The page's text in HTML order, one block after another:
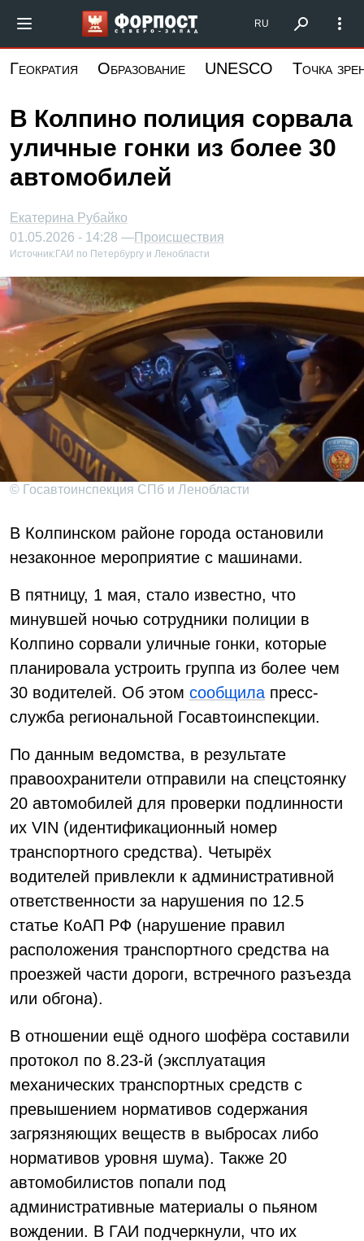
основному
Форпост Северо-Запад
RU
Геократия Образование UNESCO Точка
В Колпино полиция сорвала
уличные гонки из более 30
автомобилей
Екатерина Рубайко
01.05.2026 - 14:28 —Происшествия
Источник: ГАИ по Петербургу и Ленобласти
© Госавтоинспекция СПб и Ленобласти
В Колпинском районе города остановили
незаконное мероприятие с машинами.
В пятницу, 1 мая, стало известно, что
минувшей ночью сотрудники полиции в
Колпино сорвали уличные гонки, которые
планировала устроить группа из более чем
30 водителей. Об этом сообщила пресс-
служба региональной Госавтоинспекции.
По данным ведомства, в результате
правоохранители отправили на спецстоянку
20 автомобилей для проверки подлинности
их VIN (идентификационный номер
транспортного средства). Четырёх
водителей привлекли к административной
ответственности за нарушения по 12.5
статье КоАП РФ (нарушение правил
расположения транспортного средства на
проезжей части дороги, встречного разъезда
или обгона).
В отношении ещё одного шофёра составили
протокол по 8.23-й (эксплуатация
механических транспортных средств с
превышением нормативов содержания
загрязняющих веществ в выбросах либо
нормативов уровня шума). Также 20
автомобилистов попали под
административные материалы о пьяном
вождении. В ГАИ подчеркнули, что их